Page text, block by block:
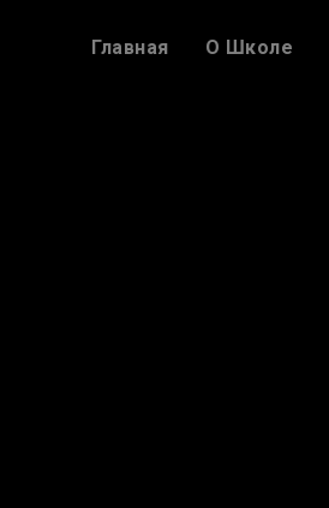
Главная О Школе